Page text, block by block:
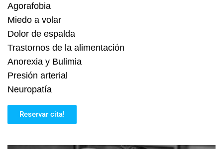
Agorafobia
Miedo a volar
Dolor de espalda
Trastornos de la alimentación
Anorexia y Bulimia
Presión arterial
Neuropatía
Reservar cita!